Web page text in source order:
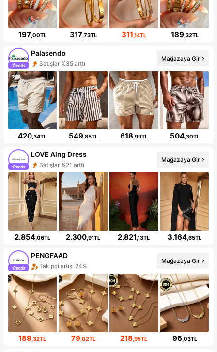
197,00TL 317,73TL 311,14TL 189,32TL
Palasendo
Satışlar %35 arttı
Mağazaya Gir
420,34TL 549,85TL 618,99TL 504,30TL
LOVE Aing Dress
Satışlar %21 arttı
Mağazaya Gir
2.854,06TL 2.300,91TL 2.821,13TL 3.164,65TL
PENGFAAD
Takipçi artışı 24%
Mağazaya Gir
189,32TL 79,02TL 218,95TL 96,03TL